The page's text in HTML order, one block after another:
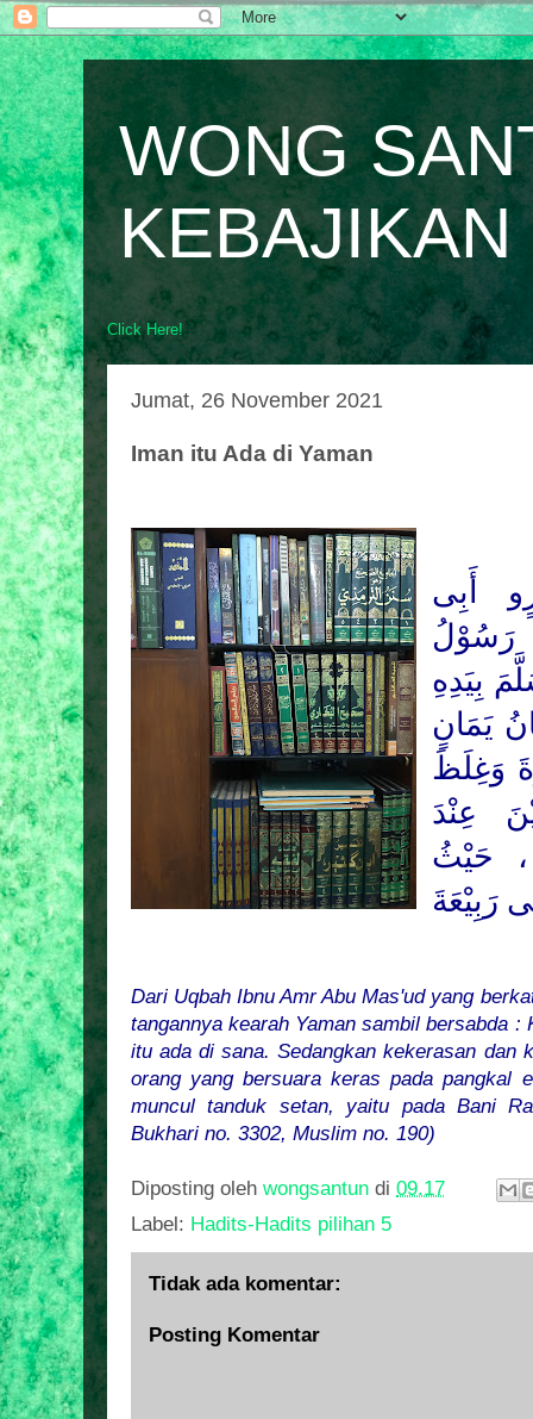
WONG
KEBAJIKAN
Click Here!
Jumat, 26 November 2021
Iman itu Ada di Yaman
أَبِى
رَسُوْلُ
بِيَدِهِ
يَمَانٍ
وَغِلَظَ
عِنْدَ
، حَيْثُ
رَبِيْعَةَ
Dari Uqbah Ibnu Amr Abu Mas'ud yang
tangannya kearah Yaman sambil bersabda :
itu ada disana. Sedangkan kekerasan dan
orang yang bersuara keras pada pangkal
muncul tanduk setan, yaitu pada Bani
Bukhari no. 3302, Muslim no. 190)
Diposting oleh wongsantun di 09.17
Label: Hadits-Hadits pilihan 5
Tidak ada komentar:
Posting Komentar